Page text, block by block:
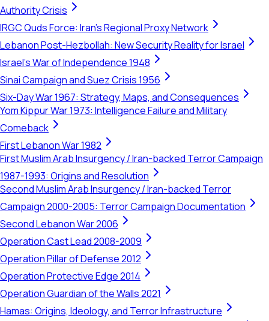
Authority Crisis
IRGC Quds Force: Iran's Regional Proxy Network
Lebanon Post-Hezbollah: New Security Reality for Israel
Israel's War of Independence 1948
Sinai Campaign and Suez Crisis 1956
Six-Day War 1967: Strategy, Maps, and Consequences
Yom Kippur War 1973: Intelligence Failure and Military
Comeback
First Lebanon War 1982
First Muslim Arab Insurgency / Iran-backed Terror Campaign
1987-1993: Origins and Resolution
Second Muslim Arab Insurgency / Iran-backed Terror
Campaign 2000-2005: Terror Campaign Documentation
Second Lebanon War 2006
Operation Cast Lead 2008-2009
Operation Pillar of Defense 2012
Operation Protective Edge 2014
Operation Guardian of the Walls 2021
Hamas: Origins, Ideology, and Terror Infrastructure